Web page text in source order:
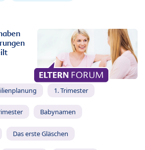
1. Trimester
Babynamen
Das erste Gläschen